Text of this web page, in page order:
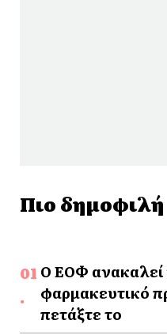
Πιο δημοφιλή
Ο ΕΟΦ
φαρμακευτικό
πετάξτε το